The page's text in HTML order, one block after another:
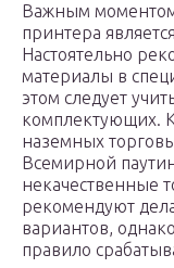
Важным
принтера
Настоятельно
материалы в
этом следует
комплектующих.
наземных
Всемирной
некачественные
рекомендуют
вариантов,
правило